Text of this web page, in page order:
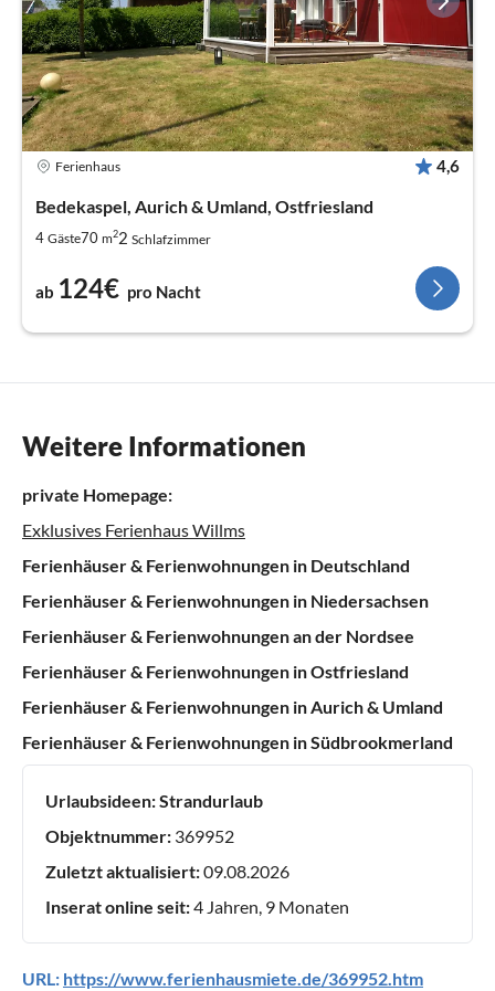
Ferienhaus 4,6
Bedekaspel, Aurich & Umland, Ostfriesland
4 Gäste70 m22 Schlafzimmer
ab 124€ pro Nacht
Weitere Informationen
private Homepage:
Exklusives Ferienhaus Willms
Ferienhäuser & Ferienwohnungen in Deutschland
Ferienhäuser & Ferienwohnungen in Niedersachsen
Ferienhäuser & Ferienwohnungen an der Nordsee
Ferienhäuser & Ferienwohnungen in Ostfriesland
Ferienhäuser & Ferienwohnungen in Aurich & Umland
Ferienhäuser & Ferienwohnungen in Südbrookmerland
Urlaubsideen:Strandurlaub
Objektnummer: 369952
Zuletzt aktualisiert:09.08.2026
Inserat online seit:4 Jahren, 9 Monaten
URL: https://www.ferienhausmiete.de/369952.htm